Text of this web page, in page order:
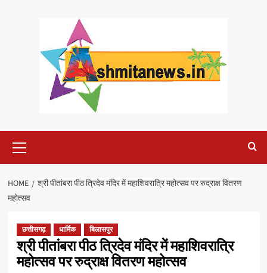
Menu
HOME
श्री पीतांबरा पीठ त्रिदेव मंदिर में महाशिवरात्रि महोत्सव पर रुद्राक्ष वितरण
महोत्सव
छत्तीसगढ़ धार्मिक बिलासपुर
श्री पीतांबरा पीठ त्रिदेव मंदिर में महाशिवरात्रि
महोत्सव पर रुद्राक्ष वितरण महोत्सव